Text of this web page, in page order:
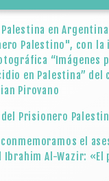
Palestina en
Palestino", con la
“Imágenes
en Palestina” del
Pirovano
Prisionero
el
Al-Wazir: «El